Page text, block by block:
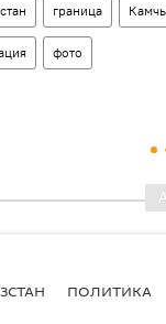
граница
фото
ПОЛИТИКА